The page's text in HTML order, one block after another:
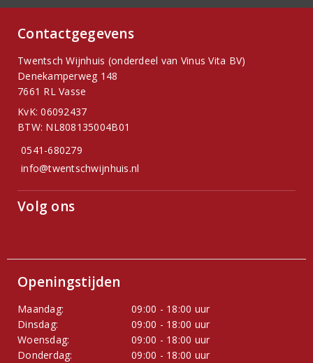
Contactgegevens
Twentsch Wijnhuis (onderdeel van Vinus Vita BV)
Denekamperweg 148
7661 RL Vasse
KvK: 06092437
BTW: NL808135004B01
0541-680279
info@twentschwijnhuis.nl
Volg ons
Openingstijden
Maandag:
09:00 - 18:00 uur
Dinsdag:
09:00 - 18:00 uur
Woensdag:
09:00 - 18:00 uur
Donderdag:
09:00 - 18:00 uur